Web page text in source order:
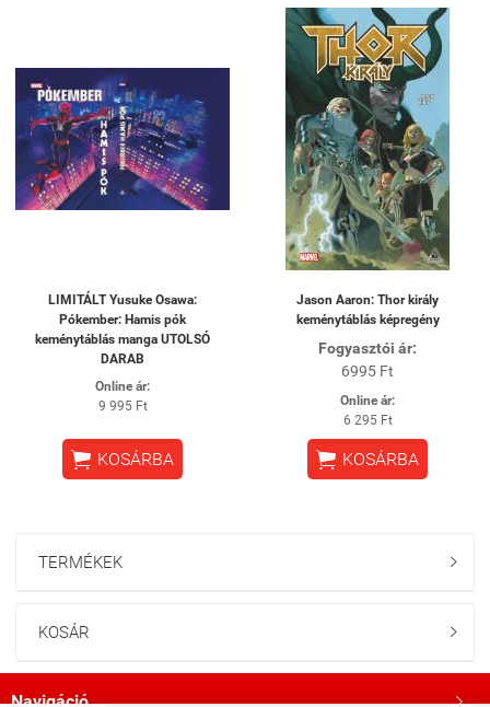
LIMITÁLT Yusuke Osawa:
Pókember: Hamis pók
keménytáblás manga UTOLSÓ
DARAB
Online ár:
9 995 Ft
 KOSÁRBA
Jason Aaron: Thor király
keménytáblás képregény
Fogyasztói ár:
6995 Ft
Online ár:
6 295 Ft
 KOSÁRBA
TERMÉKEK 
KOSÁR 
Navigáció 